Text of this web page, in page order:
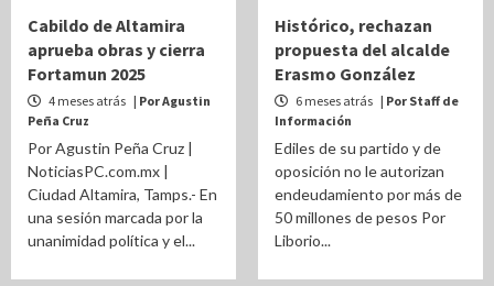
Cabildo de Altamira
aprueba obras y cierra
Fortamun 2025
4 meses atrás | Por Agustin
Peña Cruz
Por Agustin Peña Cruz |
NoticiasPC.com.mx |
Ciudad Altamira, Tamps.- En
una sesión marcada por la
unanimidad política y el...
Histórico, rechazan
propuesta del alcalde
Erasmo González
6 meses atrás | Por Staff de
Información
Ediles de su partido y de
oposición no le autorizan
endeudamiento por más de
50 millones de pesos Por
Liborio...